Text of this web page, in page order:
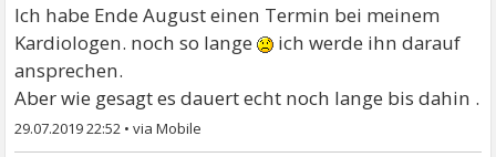
Ich habe Ende August einen Termin bei meinem
Kardiologen. noch so lange
ich werde ihn darauf
ansprechen.
Aber wie gesagt es dauert echt noch lange bis dahin .
29.07.2019 22:52 •